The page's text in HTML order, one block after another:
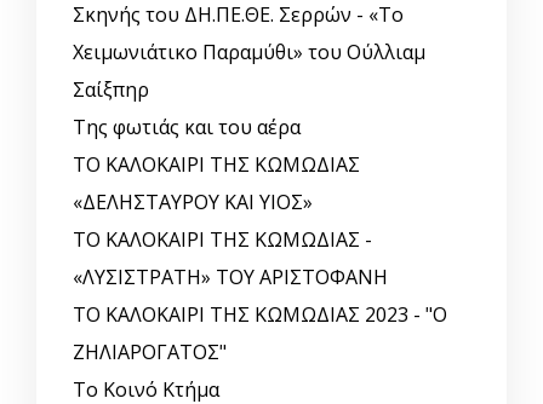
Σκηνής του ΔΗ.ΠΕ.ΘΕ. Σερρών - «Το
Χειμωνιάτικο Παραμύθι» του Ούλλιαμ
Σαίξπηρ
Της φωτιάς και του αέρα
ΤΟ ΚΑΛΟΚΑΙΡΙ ΤΗΣ ΚΩΜΩΔΙΑΣ
«ΔΕΛΗΣΤΑΥΡΟΥ ΚΑΙ ΥΙΟΣ»
ΤΟ ΚΑΛΟΚΑΙΡΙ ΤΗΣ ΚΩΜΩΔΙΑΣ -
«ΛΥΣΙΣΤΡΑΤΗ» ΤΟΥ ΑΡΙΣΤΟΦΑΝΗ
ΤΟ ΚΑΛΟΚΑΙΡΙ ΤΗΣ ΚΩΜΩΔΙΑΣ 2023 - "Ο
ΖΗΛΙΑΡΟΓΑΤΟΣ"
Το Κοινό Κτήμα